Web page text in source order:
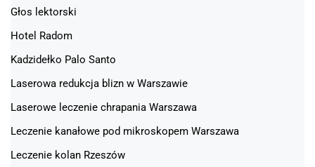
Głos lektorski
Hotel Radom
Kadzidełko Palo Santo
Laserowa redukcja blizn w Warszawie
Laserowe leczenie chrapania Warszawa
Leczenie kanałowe pod mikroskopem Warszawa
Leczenie kolan Rzeszów